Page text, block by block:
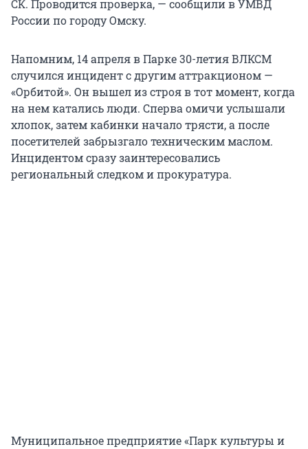
СК. Проводится проверка, — сообщили в УМВД
России по городу Омску.
Напомним, 14 апреля в Парке 30-летия ВЛКСМ
случился инцидент с другим аттракционом —
«Орбитой». Он вышел из строя в тот момент, когда
на нем катались люди. Сперва омичи услышали
хлопок, затем кабинки начало трясти, а после
посетителей забрызгало техническим маслом.
Инцидентом сразу заинтересовались
региональный следком и прокуратура.
Муниципальное предприятие «Парк культуры и